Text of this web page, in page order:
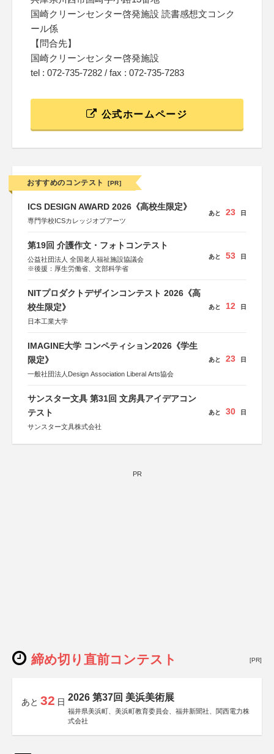
国崎クリーンセンター啓発施設 読書感想文コンク
ール係
【問合先】
国崎クリーンセンター啓発施設
tel : 072-735-7282 / fax : 072-735-7283
公式ホームページ
おすすめのコンテスト [PR]
ICS DESIGN AWARD 2026《高校生限定》
専門学校ICSカレッジオブアーツ
あと 23 日
第19回 介護作文・フォトコンテスト
公益社団法人 全国老人福祉施設協議会
※後援：厚生労働省、文部科学省
あと 53 日
NITプロダクトデザインコンテスト 2026《高
校生限定》
日本工業大学
あと 12 日
IMAGINE大学 コンペティション2026《学生
限定》
一般社団法人Design Association Liberal Arts協会
あと 23 日
サンスター文具 第31回 文房具アイデアコン
テスト
サンスター文具株式会社
あと 30 日
PR
締め切り直前コンテスト [PR]
あと 32 日 2026 第37回 美浜美術展
福井県美浜町、美浜町教育委員会、福井新聞社、関西電力株
式会社